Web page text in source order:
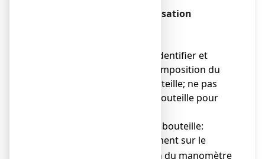
II. Instructions pour l'utilisation
● lire l'étiquetage pour identifier et
vérifier la nature et la composition du
gaz contenu dans la bouteille; ne pas
utiliser la couleur de la bouteille pour
● lire la pression dans la bouteille:
directement sur le
cadran du manomètre